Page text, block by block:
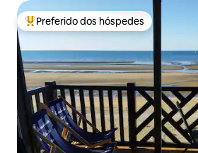
Entre os melhores preferidos dos
Preferido dos hóspedes